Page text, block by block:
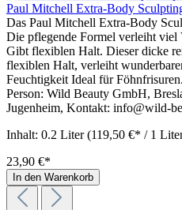
Paul Mitchell Extra-Body
Das Paul Mitchell Extra-Body
Die pflegende Formel verleiht
Gibt flexiblen Halt. Dieser dicke
flexiblen Halt, verleiht
Feuchtigkeit Ideal für
Person: Wild Beauty GmbH,
Jugenheim, Kontakt: info@wild-
Inhalt: 0.2 Liter(119,50 €* / 1
23,90 €*
In den Warenkorb